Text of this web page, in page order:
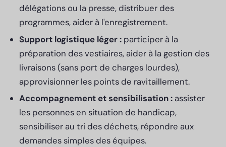
délégations ou la presse, distribuer des
programmes, aider à l'enregistrement.
Support logistique léger : participer à la
préparation des vestiaires, aider à la gestion des
livraisons (sans port de charges lourdes),
approvisionner les points de ravitaillement.
Accompagnement et sensibilisation : assister
les personnes en situation de handicap,
sensibiliser au tri des déchets, répondre aux
demandes simples des équipes.